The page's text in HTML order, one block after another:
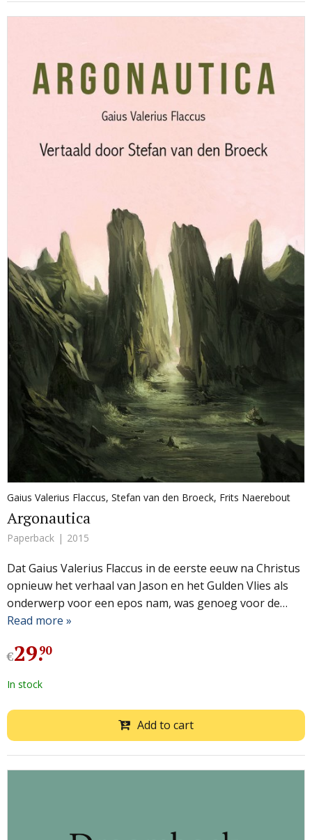
Gaius Valerius Flaccus, Stefan van den Broeck, Frits Naerebout
Argonautica
Paperback 2015
Dat Gaius Valerius Flaccus in de eerste eeuw na Christus
opnieuw het verhaal van Jason en het Gulden Vlies als
onderwerp voor een epos nam, was genoeg voor de…
Read more »
€29.
90
In stock
Add to cart